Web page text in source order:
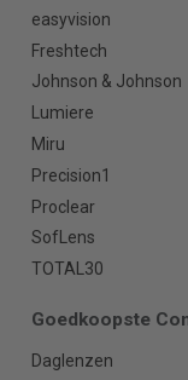
easyvision
Freshtech
Johnson & Johnson
Lumiere
Miru
Precision1
Proclear
SofLens
TOTAL30
Goedkoopste
Daglenzen